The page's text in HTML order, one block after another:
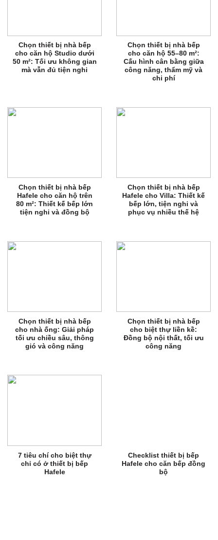
Chọn thiết bị nhà bếp
cho căn hộ Studio dưới
50 m²: Tối ưu không gian
mà vẫn đủ tiện nghi
Chọn thiết bị nhà bếp
cho căn hộ 55–80 m²:
Cấu hình cân bằng giữa
công năng, thẩm mỹ và
chi phí
Chọn thiết bị nhà bếp
Hafele cho căn hộ trên
80 m²: Thiết kế bếp lớn
tiện nghi và đồng bộ
Chọn thiết bị nhà bếp
Hafele cho Villa: Thiết kế
bếp lớn, tiện nghi và
phục vụ nhiều thế hệ
Chọn thiết bị nhà bếp
cho nhà ống: Giải pháp
tối ưu chiều sâu, thông
gió và công năng
Chọn thiết bị nhà bếp
cho biệt thự liền kề:
Đồng bộ nội thất, tối ưu
công năng
7 tiêu chí cho biệt thự
chỉ có ở thiết bị bếp
Hafele
Checklist thiết bị bếp
Hafele cho căn bếp đồng
bộ